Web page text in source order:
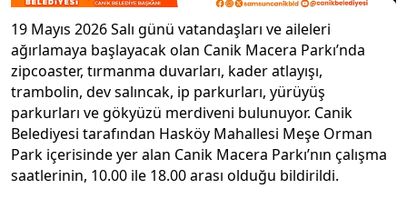
19 Mayıs 2026 Salı günü vatandaşları ve aileleri
ağırlamaya başlayacak olan Canik Macera Parkı’nda
zipcoaster, tırmanma duvarları, kader atlayışı,
trambolin, dev salıncak, ip parkurları, yürüyüş
parkurları ve gökyüzü merdiveni bulunuyor. Canik
Belediyesi tarafından Hasköy Mahallesi Meşe Orman
Park içerisinde yer alan Canik Macera Parkı’nın çalışma
saatlerinin, 10.00 ile 18.00 arası olduğu bildirildi.